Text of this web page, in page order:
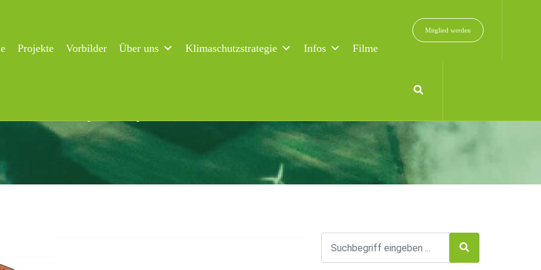
Projekte Vorbilder Über uns Klimaschutzstrategie Infos
Filme
Mitglied werden